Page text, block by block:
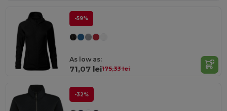
-59%
As low as:
71,07 lei175,33 lei
-32%